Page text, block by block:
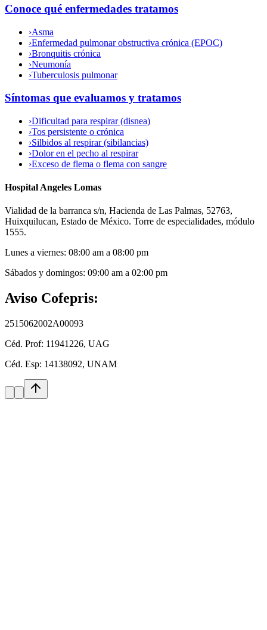
Conoce qué enfermedades tratamos
›Asma
›Enfermedad pulmonar obstructiva crónica (EPOC)
›Bronquitis crónica
›Neumonía
›Tuberculosis pulmonar
Síntomas que evaluamos y tratamos
›Dificultad para respirar (disnea)
›Tos persistente o crónica
›Silbidos al respirar (sibilancias)
›Dolor en el pecho al respirar
›Exceso de flema o flema con sangre
Hospital Angeles Lomas
Vialidad de la barranca s/n, Hacienda de Las Palmas, 52763,
Huixquilucan, Estado de México. Torre de especialidades, módulo
1555.
Lunes a viernes: 08:00 am a 08:00 pm
Sábados y domingos: 09:00 am a 02:00 pm
Aviso Cofepris:
2515062002A00093
Céd. Prof: 11941226, UAG
Céd. Esp: 14138092, UNAM